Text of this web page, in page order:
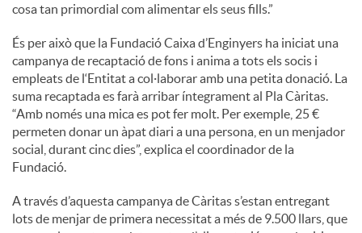
cosa tan primordial com alimentar els seus fills.”
És per això que la Fundació Caixa d’Enginyers ha iniciat una
campanya de recaptació de fons i anima a tots els socis i
empleats de l‘Entitat a col·laborar amb una petita donació. La
suma recaptada es farà arribar íntegrament al Pla Càritas.
“Amb només una mica es pot fer molt. Per exemple, 25 €
permeten donar un àpat diari a una persona, en un menjador
social, durant cinc dies”, explica el coordinador de la
Fundació.
A través d’aquesta campanya de Càritas s’estan entregant
lots de menjar de primera necessitat a més de 9.500 llars, que